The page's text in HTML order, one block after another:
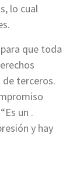
lo cual
que toda
de terceros.
un .
y hay